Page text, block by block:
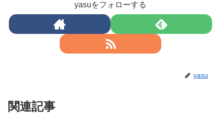
yasuをフォローする
yasu
関連記事